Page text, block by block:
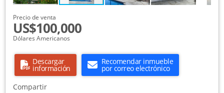
Precio de venta
US$100,000
Dólares Americanos
Descargar
información
Recomendar inmueble
por correo electrónico
Compartir